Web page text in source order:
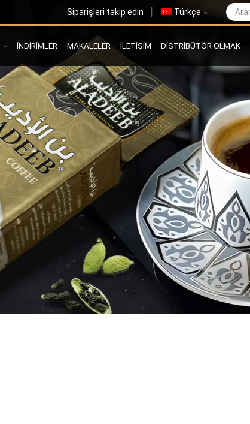
Siparişleri takip edin Türkçe
İNDİRİMLER MAKALELER İLETIŞIM
DISTRIBÜTÖR OLMAK